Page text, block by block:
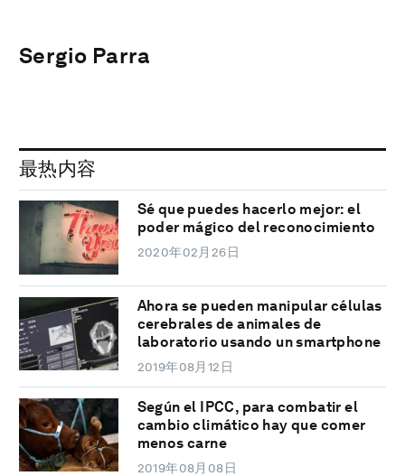
Sergio Parra
最热内容
Sé que puedes hacerlo mejor: el
poder mágico del reconocimiento
2020年02月26日
Ahora se pueden manipular células
cerebrales de animales de
laboratorio usando un smartphone
2019年08月12日
Según el IPCC, para combatir el
cambio climático hay que comer
menos carne
2019年08月08日